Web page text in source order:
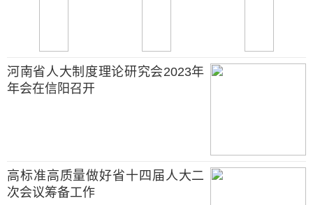
河南省人大制度理论研究会2023年
年会在信阳召开
高标准高质量做好省十四届人大二
次会议筹备工作